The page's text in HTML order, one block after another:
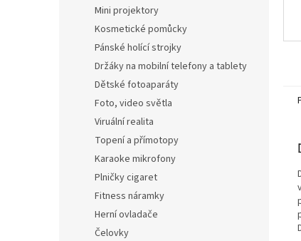
Mini projektory
Kosmetické pomůcky
Pánské holící strojky
Držáky na mobilní telefony a tablety
Dětské fotoaparáty
Foto, video světla
Viruální realita
Topení a přímotopy
Karaoke mikrofony
Plničky cigaret
Fitness náramky
Herní ovladače
Čelovky